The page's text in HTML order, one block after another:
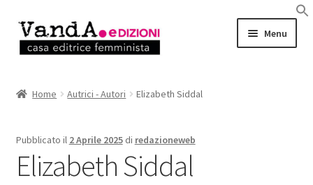
Vai
alla
Vai
al
Menu
AUTRICI e AUTORI
Home Autrici - Autori Elizabeth Siddal
Pubblicato il 2 Aprile 2025 di redazioneweb
Elizabeth Siddal